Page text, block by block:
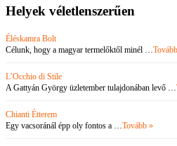
Helyek véletlenszerűen
Éléskamra Bolt
Célunk, hogy a magyar termelőktől minél …
L’Occhio di Stile
A Gattyán György üzletember tulajdonában levő …
Chianti Étterem
Egy vacsoránál épp oly fontos a …Tovább »